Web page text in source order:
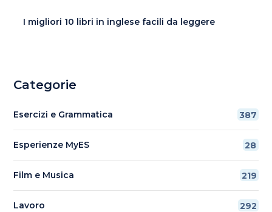
I migliori 10 libri in inglese facili da leggere
Categorie
Esercizi e Grammatica 387
Esperienze MyES 28
Film e Musica 219
Lavoro 292